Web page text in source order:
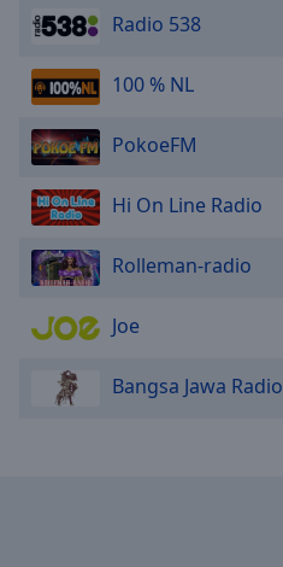
Radio 538
100 % NL
PokoeFM
Hi On Line Radio
Rolleman-radio
Joe
Bangsa Jawa Radio